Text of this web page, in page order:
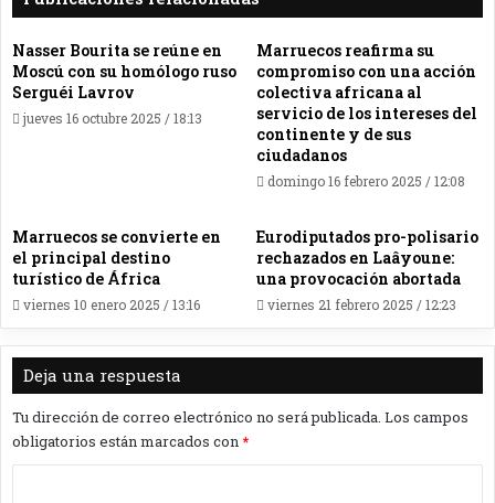
Nasser Bourita se reúne en
Moscú con su homólogo ruso
Serguéi Lavrov
jueves 16 octubre 2025 / 18:13
Marruecos reafirma su
compromiso con una acción
colectiva africana al
servicio de los intereses del
continente y de sus
ciudadanos
domingo 16 febrero 2025 / 12:08
Marruecos se convierte en
el principal destino
turístico de África
viernes 10 enero 2025 / 13:16
Eurodiputados pro-polisario
rechazados en Laâyoune:
una provocación abortada
viernes 21 febrero 2025 / 12:23
Deja una respuesta
Tu dirección de correo electrónico no será publicada. Los campos
obligatorios están marcados con*